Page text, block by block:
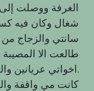
الغرفة ووصلت إلى
شغال وكان فيه
سانتي والزجاج من
طالعت الا
اخواتي عريانين والسواق معهم.
كانت مي واقفة